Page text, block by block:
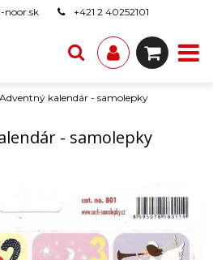
noor.sk +421 2 40252101
Adventný kalendár - samolepky
- samolepky